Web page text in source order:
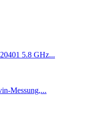
5.8 GHz...
Messung,...